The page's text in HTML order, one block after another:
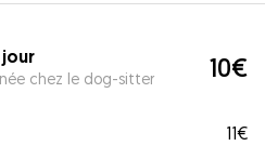
chez le dog-sitter 10€
11€